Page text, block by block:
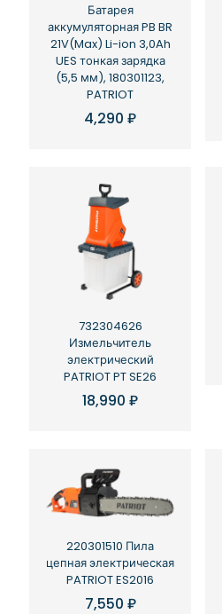
Батарея
аккумуляторная PB BR
21V(Max) Li-ion 3,0Ah
UES тонкая зарядка
(5,5 мм), 180301123,
PATRIOT
4,290₽
732304626
Измельчитель
электрический
PATRIOT PT SE26
18,990₽
220301510 Пила
цепная электрическая
PATRIOT ES2016
7,550 ₽